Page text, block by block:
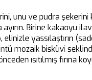
unu ve pudra şekerini
Birine kakaoyu
yassılaştırın
mozaik bisküvi
ısıtılmış fırına